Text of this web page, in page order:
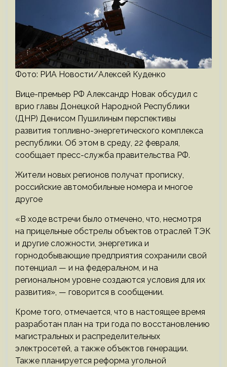
Фото: РИА Новости/Алексей Куденко
Вице-премьер РФ Александр Новак обсудил с
врио главы Донецкой Народной Республики
(ДНР) Денисом Пушилиным перспективы
развития топливно-энергетического комплекса
республики. Об этом в среду, 22 февраля,
сообщает пресс-служба правительства РФ.
Жители новых регионов получат прописку,
российские автомобильные номера и многое
другое
«В ходе встречи было отмечено, что, несмотря
на прицельные обстрелы объектов отраслей ТЭК
и другие сложности, энергетика и
горнодобывающие предприятия сохранили свой
потенциал — и на федеральном, и на
региональном уровне создаются условия для их
развития», — говорится в сообщении.
Кроме того, отмечается, что в настоящее время
разработан план на три года по восстановлению
магистральных и распределительных
электросетей, а также объектов генерации.
Также планируется реформа угольной